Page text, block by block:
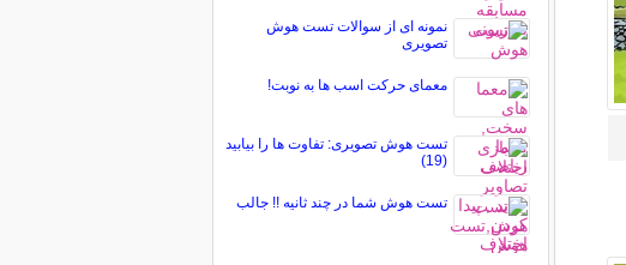
نمونه ای از سوالات تست هوش
تصویری
معمای حرکت اسب ها به نوبت!
تست هوش تصویری: تفاوت ها را بیابید
(19)
تست هوش شما در چند ثانیه !! جالب